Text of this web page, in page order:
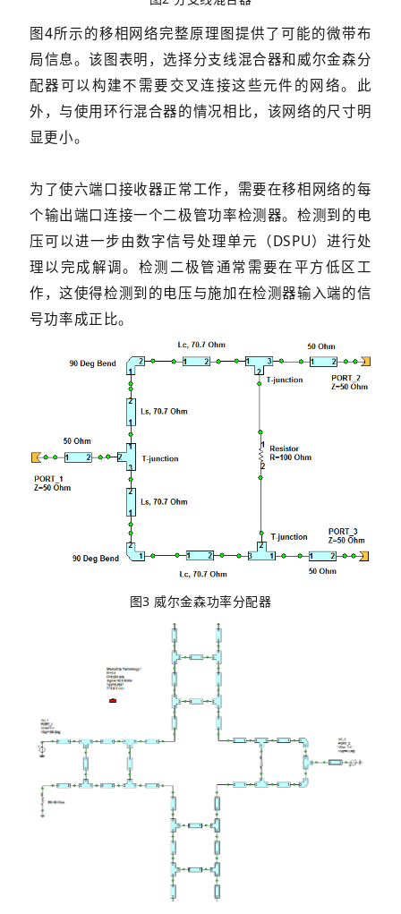
图4所示的移相网络完整原理图提供了可能的微带布
局信息。该图表明，选择分支线混合器和威尔金森分
配器可以构建不需要交叉连接这些元件的网络。此
外，与使用环行混合器的情况相比，该网络的尺寸明
显更小。
为了使六端口接收器正常工作，需要在移相网络的每
个输出端口连接一个二极管功率检测器。检测到的电
压可以进一步由数字信号处理单元（DSPU）进行处
理以完成解调。检测二极管通常需要在平方低区工
作，这使得检测到的电压与施加在检测器输入端的信
号功率成正比。
图3 威尔金森功率分配器